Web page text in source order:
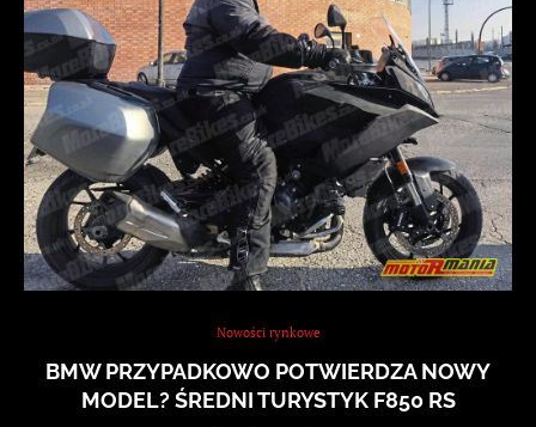
Nowości rynkowe
BMW PRZYPADKOWO POTWIERDZA NOWY
MODEL? ŚREDNI TURYSTYK F850 RS